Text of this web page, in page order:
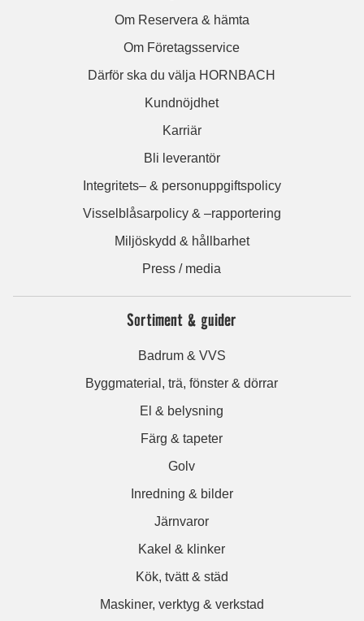
Om Reservera & hämta
Om Företagsservice
Därför ska du välja HORNBACH
Kundnöjdhet
Karriär
Bli leverantör
Integritets– & personuppgiftspolicy
Visselblåsarpolicy & –rapportering
Miljöskydd & hållbarhet
Press / media
Sortiment & guider
Badrum & VVS
Byggmaterial, trä, fönster & dörrar
El & belysning
Färg & tapeter
Golv
Inredning & bilder
Järnvaror
Kakel & klinker
Kök, tvätt & städ
Maskiner, verktyg & verkstad